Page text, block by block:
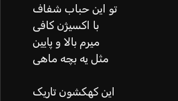
تو این حباب شفاف
با اکسیژن کافی
میرم بالا و پایین
مثل یه بچه ماهی
این کهکشون تاریک